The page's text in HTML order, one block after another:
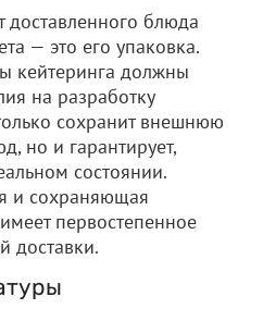
доставленного блюда
— это его упаковка.
кейтеринга должны
на разработку
сохранит внешнюю
но и гарантирует,
состоянии.
и сохраняющая
первостепенное
доставки.